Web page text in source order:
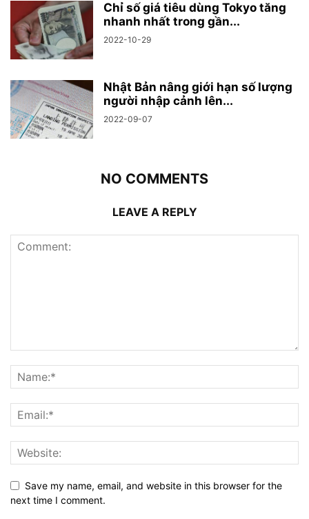
Chỉ số giá tiêu dùng Tokyo tăng
nhanh nhất trong gần...
2022-10-29
Nhật Bản nâng giới hạn số lượng
người nhập cảnh lên...
2022-09-07
NO COMMENTS
LEAVE A REPLY
Save my name, email, and website in this browser for the
next time I comment.